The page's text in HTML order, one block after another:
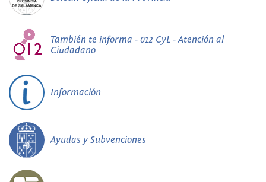
También te informa - 012 CyL - Atención al
Ciudadano
Información
Ayudas y Subvenciones